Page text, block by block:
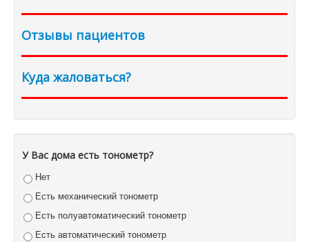
Отзывы пациентов
Куда жаловаться?
У Вас дома есть тонометр?
Нет
Есть механический тонометр
Есть полуавтоматический тонометр
Есть автоматический тонометр